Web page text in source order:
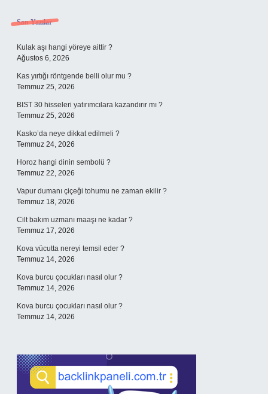
Sidebar
Son Yazılar
Kulak aşı hangi yöreye aittir ?
Ağustos 6, 2026
Kas yırtığı röntgende belli olur mu ?
Temmuz 25, 2026
BIST 30 hisseleri yatırımcılara kazandırır mı ?
Temmuz 25, 2026
Kasko’da neye dikkat edilmeli ?
Temmuz 24, 2026
Horoz hangi dinin sembolü ?
Temmuz 22, 2026
Vapur dumanı çiçeği tohumu ne zaman ekilir ?
Temmuz 18, 2026
Cilt bakım uzmanı maaşı ne kadar ?
Temmuz 17, 2026
Kova vücutta nereyi temsil eder ?
Temmuz 14, 2026
Kova burcu çocukları nasıl olur ?
Temmuz 14, 2026
Kova burcu çocukları nasıl olur ?
Temmuz 14, 2026